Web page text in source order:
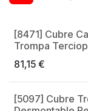
Made in Spain
[8471] Cubre
Trompa
81,15 €
[5097] Cubre